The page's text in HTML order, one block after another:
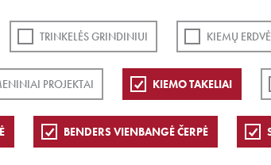
TRINKELĖS GRINDINIUI KIEMŲ
PROJEKTAI KIEMO TAKELIAI
BENDERS VIENBANGĖ ČERPĖ